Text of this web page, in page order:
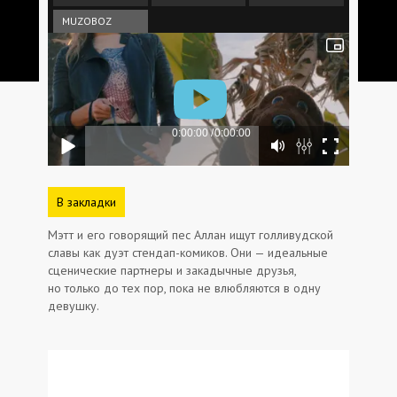
MUZOBOZ
В закладки
Мэтт и его говорящий пес Аллан ищут голливудской
славы как дуэт стендап-комиков. Они — идеальные
сценические партнеры и закадычные друзья,
но только до тех пор, пока не влюбляются в одну
девушку.